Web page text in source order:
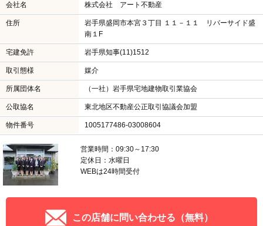
会社名 株式会社 アート不動産
住所
岩手県盛岡市本宮３丁目 １１－１１ リバーサイド盛
南１F
宅建免許 岩手県知事(11)1512
取引態様 媒介
所属団体名 （一社）岩手県宅地建物取引業協会
公取協名 東北地区不動産公正取引協議会加盟
物件番号 1005177486-03008604
営業時間：09:30～17:30
定休日：水曜日
WEBは24時間受付
この店舗に問い合わせる（無料）